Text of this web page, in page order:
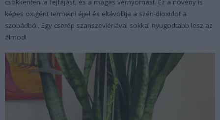
csökkenteni a fejfájást, és a magas vérnyomást. Ez a növény is
képes oxigént termelni éjjel és eltávolítja a szén-dioxidot a
szobádból. Egy cserép szanszeviériával sokkal nyugodtabb lesz az
álmod!